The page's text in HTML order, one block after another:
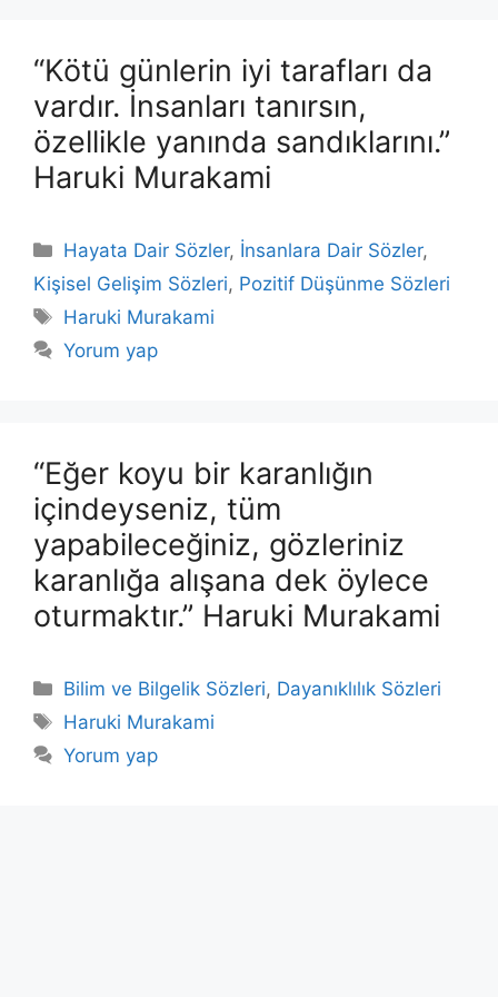
“Kötü günlerin iyi tarafları da
vardır. İnsanları tanırsın,
özellikle yanında sandıklarını.”
Haruki Murakami
Kategoriler
Hayata Dair Sözler, İnsanlara Dair Sözler,
Kişisel Gelişim Sözleri, Pozitif Düşünme Sözleri
Etiketler
Haruki Murakami
Yorum yap
“Eğer koyu bir karanlığın
içindeyseniz, tüm
yapabileceğiniz, gözleriniz
karanlığa alışana dek öylece
oturmaktır.” Haruki Murakami
Kategoriler
Bilim ve Bilgelik Sözleri, Dayanıklılık Sözleri
Etiketler
Haruki Murakami
Yorum yap